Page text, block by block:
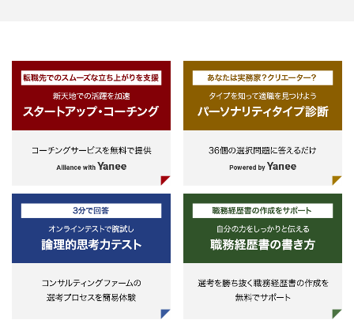
・ロジカルシンキングやクリティカ
ルシンキングスキル
・社内外との高いコミュニケーショ
ン・交渉力
▼Senior Associate
・5年程度のM&A実務経験（FAや事
業会社でのM&A関連業務）
・ロジカルシンキングやクリティカ
ルシンキングなどの基礎スキル
法制度改革の検討、臨床研究・治
等の研究開発基盤の整備まで、ラ
フサイエンス分野の社会実装を一
的に支援します。
【業務の具体例】
各種DBを用いた技術・市場動向
の調査（論文・特許・パイプライ
等）、国等の研究開発・社会実装
業の事業管理・効果検証・追跡調
査、採択企業・大学を対象とした
ンケート調査等
ョン能力、コミュニケーション能
力、データ解析能力